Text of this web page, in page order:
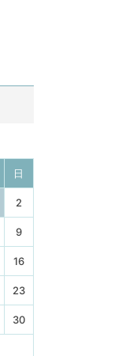
日
2
9
16
23
30